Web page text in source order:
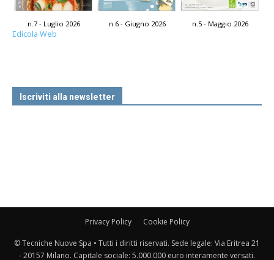
n.7 - Luglio 2026 n.6 - Giugno 2026 n.5 - Maggio 2026
Edicola Web
Iscriviti alla newsletter
Privacy Policy Cookie Policy
© Tecniche Nuove Spa • Tutti i diritti riservati. Sede legale: Via Eritrea 21
- 20157 Milano. Capitale sociale: 5.000.000 euro interamente versati.